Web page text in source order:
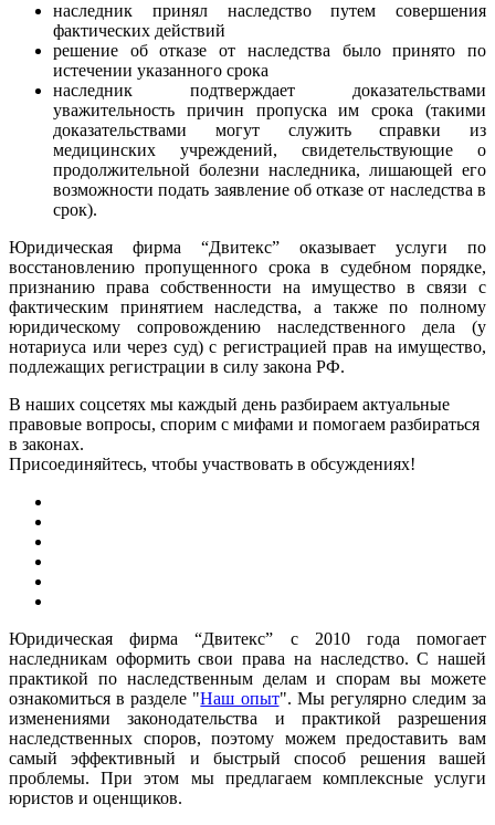
наследник принял наследство путем совершения
фактических действий
решение об отказе от наследства было принято по
истечении указанного срока
наследник подтверждает доказательствами
уважительность причин пропуска им срока (такими
доказательствами могут служить справки из
медицинских учреждений, свидетельствующие о
продолжительной болезни наследника, лишающей его
возможности подать заявление об отказе от наследства в
срок).
Юридическая фирма “Двитекс” оказывает услуги по
восстановлению пропущенного срока в судебном порядке,
признанию права собственности на имущество в связи с
фактическим принятием наследства, а также по полному
юридическому сопровождению наследственного дела (у
нотариуса или через суд) с регистрацией прав на имущество,
подлежащих регистрации в силу закона РФ.
В наших соцсетях мы каждый день разбираем актуальные
правовые вопросы, спорим с мифами и помогаем разбираться
в законах.
Присоединяйтесь, чтобы участвовать в обсуждениях!
Юридическая фирма “Двитекс” с 2010 года помогает
наследникам оформить свои права на наследство. С нашей
практикой по наследственным делам и спорам вы можете
ознакомиться в разделе "Наш опыт". Мы регулярно следим за
изменениями законодательства и практикой разрешения
наследственных споров, поэтому можем предоставить вам
самый эффективный и быстрый способ решения вашей
проблемы. При этом мы предлагаем комплексные услуги
юристов и оценщиков.